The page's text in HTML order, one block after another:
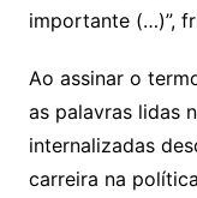
importante (…)”,
Ao assinar o
as palavras lidas
internalizadas
carreira na